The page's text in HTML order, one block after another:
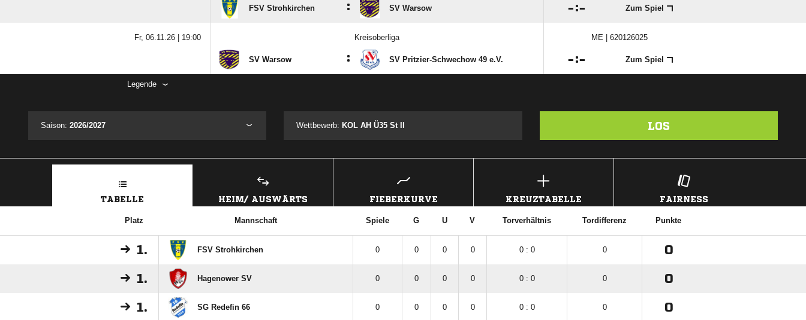
FSV Strohkirchen : SV Warsow : Zum Spiel
Fr, 06.11.26 | 19:00 Kreisoberliga ME | 620126025
SV Warsow : SV Pritzier-Schwechow 49 e.V. : Zum Spiel
Legende
Saison: 2026/2027 Wettbewerb: KOL AH Ü35 St II LOS
TABELLE HEIM/ AUSWÄRTS FIEBERKURVE KREUZTABELLE FAIRNESS
Platz Mannschaft Spiele G U V Torverhältnis Tordifferenz Punkte
1. FSV Strohkirchen 0 0 0 0 0 : 0 0 0
1. Hagenower SV 0 0 0 0 0 : 0 0 0
1. SG Redefin 66 0 0 0 0 0 : 0 0 0